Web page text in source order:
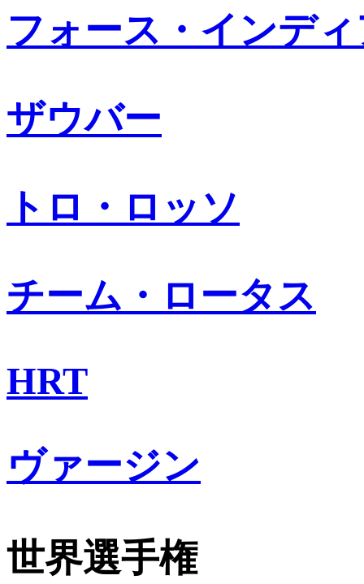
フォース・インデ
ザウバー
トロ・ロッソ
チーム・ロータス
HRT
ヴァージン
世界選手権